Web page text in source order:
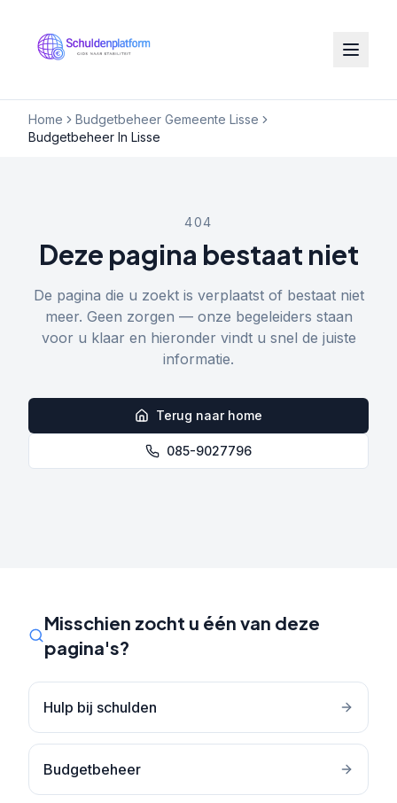
Home
Budgetbeheer Gemeente Lisse
Budgetbeheer In Lisse
404
Deze pagina bestaat niet
De pagina die u zoekt is verplaatst of bestaat niet
meer. Geen zorgen — onze begeleiders staan
voor u klaar en hieronder vindt u snel de juiste
informatie.
Terug naar home
085-9027796
Misschien zocht u één van deze
pagina's?
Hulp bij schulden
Budgetbeheer